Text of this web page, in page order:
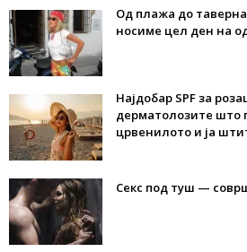
Од плажа до
носиме цел ден на
Најдобар SPF за
дерматолозите што
црвенилото и ја
Секс под туш —